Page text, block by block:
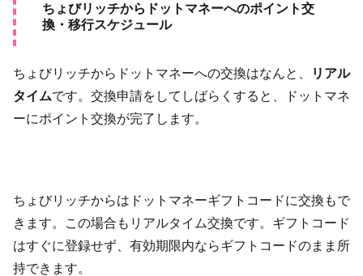
ちょびリッチからドットマネーへのポイント交
換・移行スケジュール
ちょびリッチからドットマネーへの交換はなんと、
リアル
タイムです。交換申請をしてしばらくすると、ドットマネ
ーにポイント交換が完了します。
ちょびリッチからはドットマネーギフトコードに交換もで
きます。この場合もリアルタイム交換です。ギフトコード
はすぐに登録せず、有効期限内ならギフトコードのまま所
持できます。